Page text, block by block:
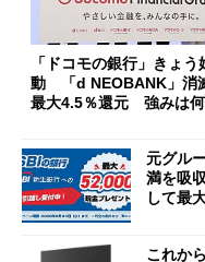
「ドコモの銀行」きょう
動 「d NEOBANK」消
最大4.5％還元 強みは
元グル
満を吸
して最
これか